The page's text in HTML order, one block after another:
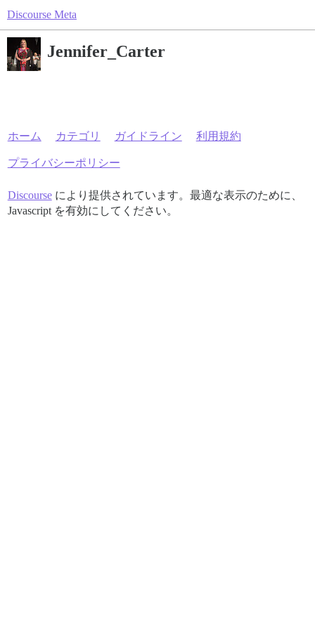
Discourse Meta
Jennifer_Carter
ホーム カテゴリ ガイドライン 利用規約
プライバシーポリシー
Discourseにより提供されています。最適な表示のために、
Javascript を有効にしてください。